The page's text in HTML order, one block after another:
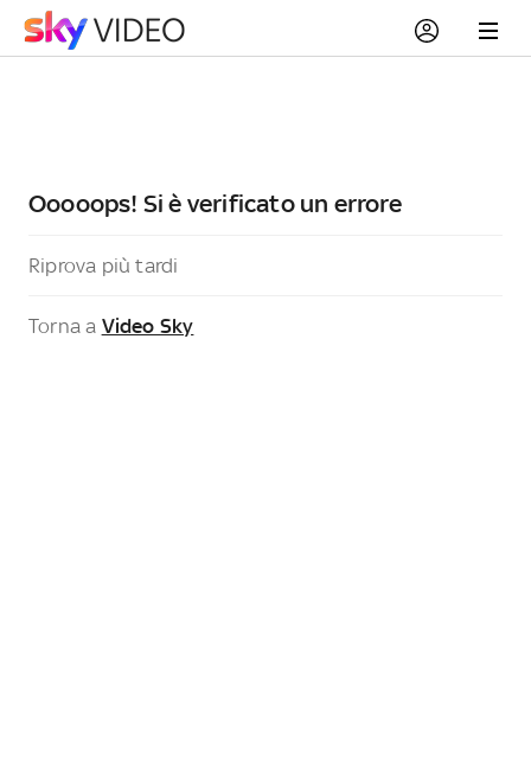
Ooooops! Si è verificato un errore
Riprova più tardi
Torna a Video Sky